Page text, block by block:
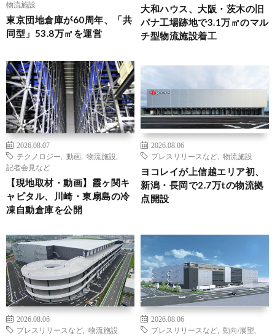
物流施設
東京団地倉庫が60周年、「共
同型」53.8万㎡を運営
大和ハウス、大阪・茨木の旧
パナ工場跡地で3.1万㎡のマル
チ型物流施設着工
2026.08.07
テクノロジー
動画 物流施設
記者会見など
【現地取材・動画】霞ヶ関キ
ャピタル、川崎・東扇島の冷
凍自動倉庫を公開
2026.08.06
プレスリリースなど
物流施設
ヨコレイが上信越エリア初、
新潟・長岡で2.7万tの物流拠
点開設
2026.08.06
プレスリリースなど
物流施設
2026.08.06
プレスリリースなど
動向/展望